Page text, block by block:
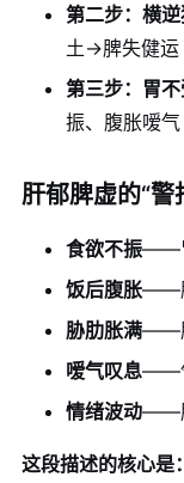
第二步：横
土→脾失健运
第三步：胃
振、腹胀嗳气
肝郁脾虚的“警
食欲不振——
饭后腹胀——
胁肋胀满——
嗳气叹息——
情绪波动——
这段描述的核心是